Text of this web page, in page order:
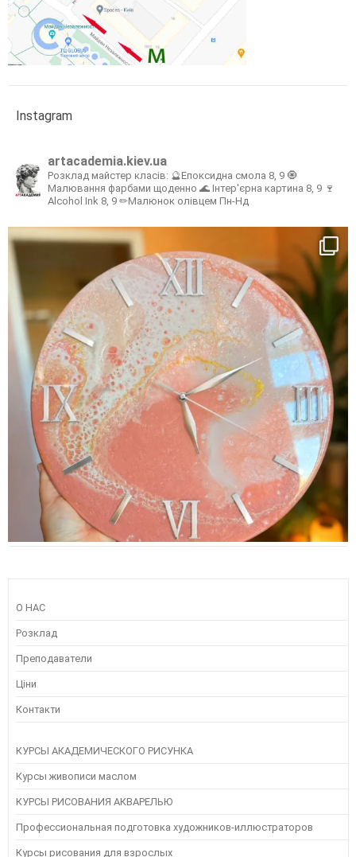
Instagram
artacademia.kiev.ua
Розклад майстер класів: 🔮Епоксидна смола 8, 9 🧿
Малювання фарбами щоденно 🌊 Інтер'єрна картина 8, 9 🍷
Alcohol Ink 8, 9 ✏Малюнок олівцем Пн-Нд
О НАС
Розклад
Преподаватели
Ціни
Контакти
КУРСЫ АКАДЕМИЧЕСКОГО РИСУНКА
Курсы живописи маслом
КУРСЫ РИСОВАНИЯ АКВАРЕЛЬЮ
Профессиональная подготовка художников-иллюстраторов
Курсы рисования для взрослых